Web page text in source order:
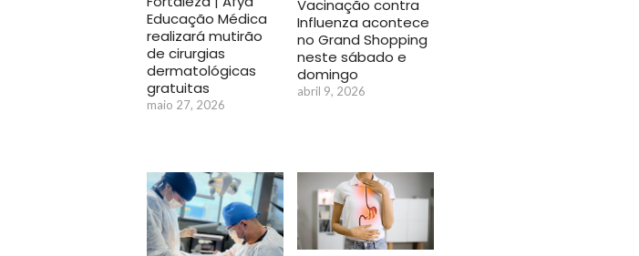
Educação Médica
realizará mutirão
de cirurgias
dermatológicas
gratuitas
maio 27, 2026
Vacinação contra
Influenza acontece
no Grand Shopping
neste sábado e
domingo
abril 9, 2026